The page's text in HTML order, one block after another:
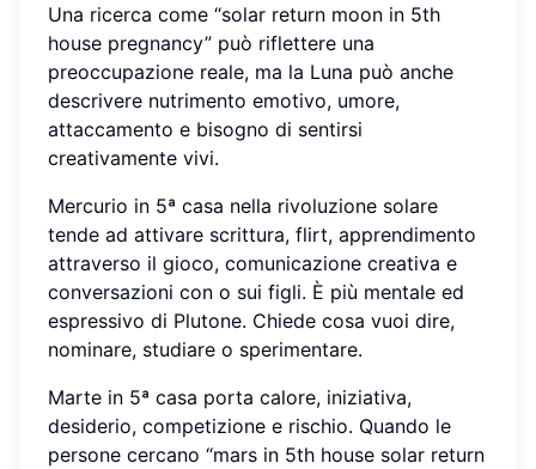
Una ricerca come “solar return moon in 5th
house pregnancy” può riflettere una
preoccupazione reale, ma la Luna può anche
descrivere nutrimento emotivo, umore,
attaccamento e bisogno di sentirsi
creativamente vivi.
Mercurio in 5ª casa nella rivoluzione solare
tende ad attivare scrittura, flirt, apprendimento
attraverso il gioco, comunicazione creativa e
conversazioni con o sui figli. È più mentale ed
espressivo di Plutone. Chiede cosa vuoi dire,
nominare, studiare o sperimentare.
Marte in 5ª casa porta calore, iniziativa,
desiderio, competizione e rischio. Quando le
persone cercano “mars in 5th house solar return